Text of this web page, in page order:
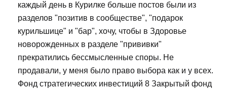
каждый день в Курилке больше постов были из
разделов "позитив в сообществе", "подарок
курильшице" и "бар", хочу, чтобы в Здоровье
новорожденных в разделе "прививки"
прекратились бессмысленные споры. Не
продавали, у меня было право выбора как и у всех.
Фонд стратегических инвестиций 8 Закрытый фонд